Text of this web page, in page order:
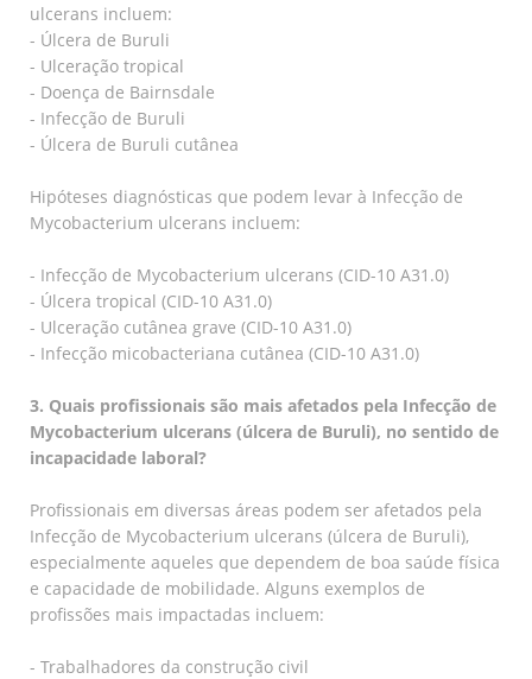
ulcerans incluem:
- Úlcera de Buruli
- Ulceração tropical
- Doença de Bairnsdale
- Infecção de Buruli
- Úlcera de Buruli cutânea
Hipóteses diagnósticas que podem levar à Infecção de
Mycobacterium ulcerans incluem:
- Infecção de Mycobacterium ulcerans (CID-10 A31.0)
- Úlcera tropical (CID-10 A31.0)
- Ulceração cutânea grave (CID-10 A31.0)
- Infecção micobacteriana cutânea (CID-10 A31.0)
3. Quais profissionais são mais afetados pela Infecção de
Mycobacterium ulcerans (úlcera de Buruli), no sentido de
incapacidade laboral?
Profissionais em diversas áreas podem ser afetados pela
Infecção de Mycobacterium ulcerans (úlcera de Buruli),
especialmente aqueles que dependem de boa saúde física
e capacidade de mobilidade. Alguns exemplos de
profissões mais impactadas incluem:
- Trabalhadores da construção civil